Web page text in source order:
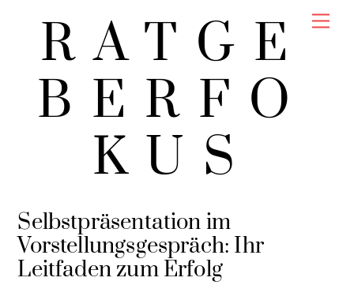
RATGE
BERFO
KUS
Selbstpräsentation im
Vorstellungsgespräch: Ihr
Leitfaden zum Erfolg